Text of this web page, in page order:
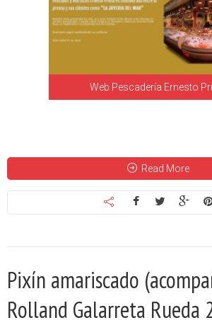
Web Pescadería Ernesto
Read More
Pixín amariscado
Rolland Galarreta Rueda